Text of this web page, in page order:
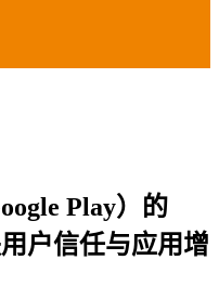
Play）的
户信任与应用增